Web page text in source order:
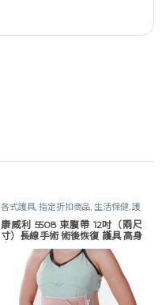
各式護具,指定折扣商品,生活保健,護
腰｜束腹帶,軀幹護具
康威利 5508 束腹帶 12吋（兩尺
寸）長線手術 術後恢復 護具 高身
高 Conwell